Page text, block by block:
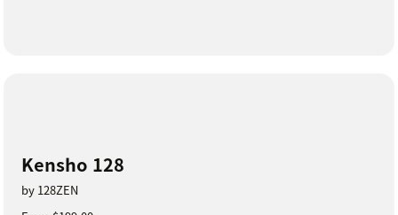
Kensho 128
by 128ZEN